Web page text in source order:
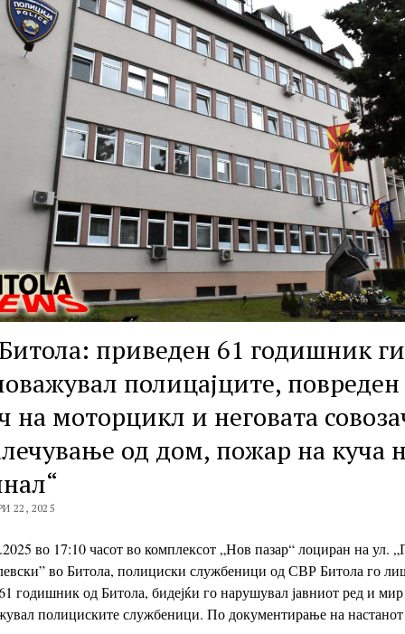
приведен 61 годишник ги
полицајците, повреден
на моторцикл и неговата
од дом, пожар на куча
22, 2025
во 17:10 часот во комплексот „Нов пазар“ лоциран на ул.
во Битола, полициски службеници од СВР Битола го
годишник од Битола, бидејќи го нарушувал јавниот ред и
полициските службеници. По документирање на настанот